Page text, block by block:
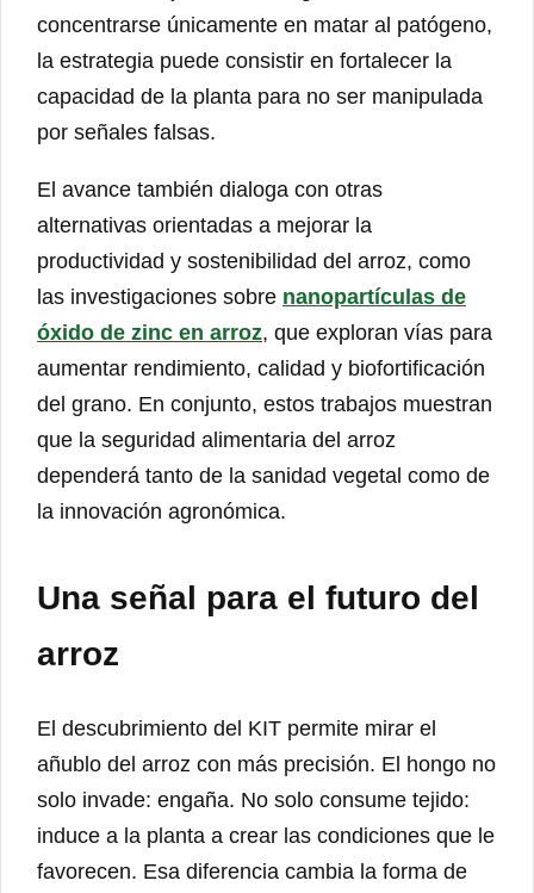
concentrarse únicamente en matar al patógeno,
la estrategia puede consistir en fortalecer la
capacidad de la planta para no ser manipulada
por señales falsas.
El avance también dialoga con otras
alternativas orientadas a mejorar la
productividad y sostenibilidad del arroz, como
las investigaciones sobre nanopartículas de
óxido de zinc en arroz, que exploran vías para
aumentar rendimiento, calidad y biofortificación
del grano. En conjunto, estos trabajos muestran
que la seguridad alimentaria del arroz
dependerá tanto de la sanidad vegetal como de
la innovación agronómica.
Una señal para el futuro del
arroz
El descubrimiento del KIT permite mirar el
añublo del arroz con más precisión. El hongo no
solo invade: engaña. No solo consume tejido:
induce a la planta a crear las condiciones que le
favorecen. Esa diferencia cambia la forma de